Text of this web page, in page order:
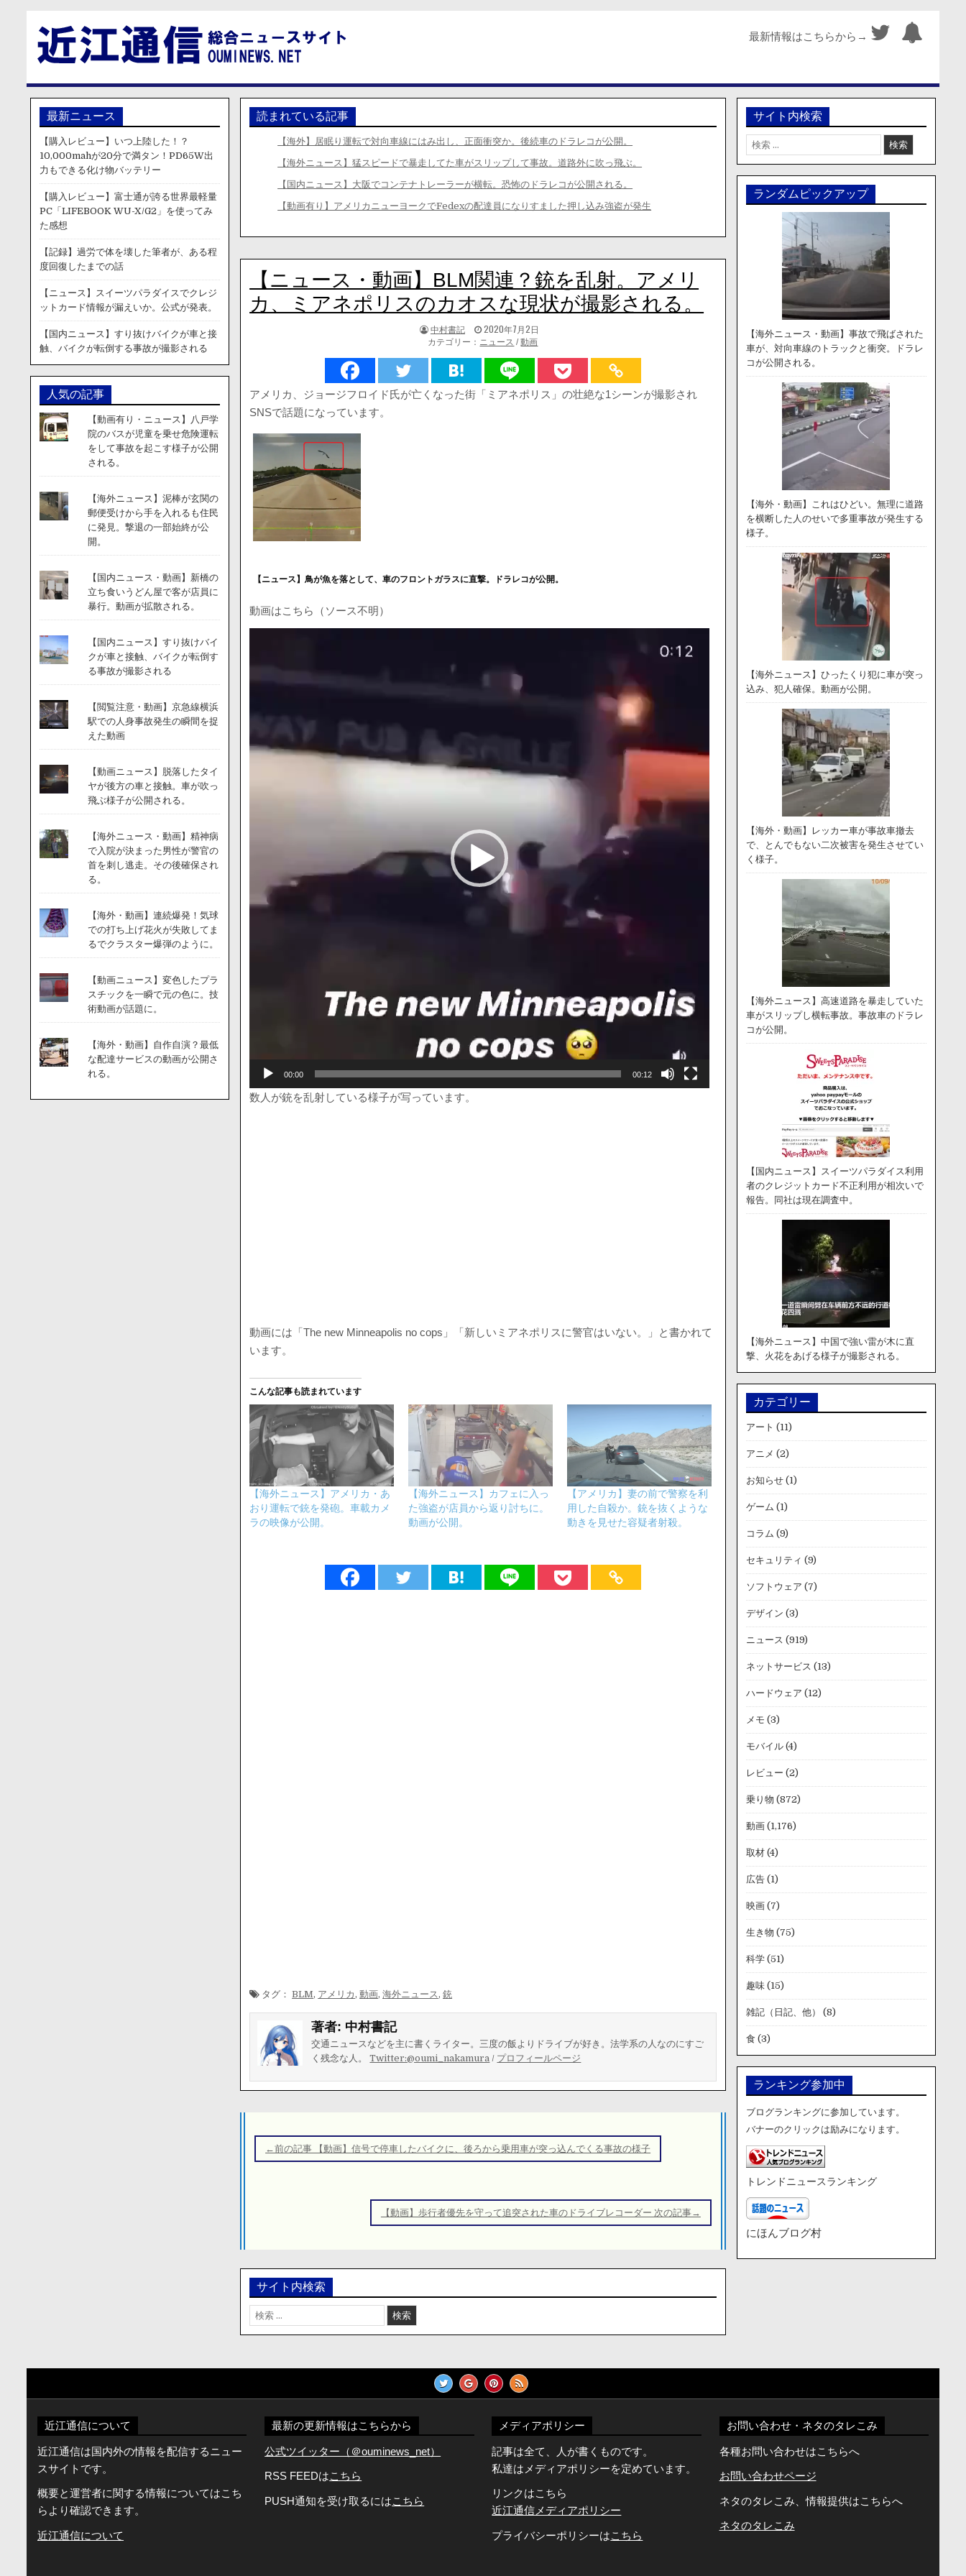
最新情報はこちらから→
読まれている記事
【海外】居眠り運転で対向車線にはみ出し、正面衝突か。後続車のドラレコが公開。
【海外ニュース】猛スピードで暴走してた車がスリップして事故。道路外に吹っ飛ぶ。
【国内ニュース】大阪でコンテナトレーラーが横転。恐怖のドラレコが公開される。
【動画有り】アメリカニューヨークでFedexの配達員になりすました押し込み強盗が発生
【ニュース・動画】BLM関連？銃を乱射。アメリ
カ、ミアネポリスのカオスな現状が撮影される。
著
者:
中村書記
掲
載
日：
2020年7月2日
カテゴリー： ニュース /動画
アメリカ、ジョージフロイド氏が亡くなった街「ミアネポリス」の壮絶な1シーンが撮影され
SNSで話題になっています。
【ニュース】鳥が魚を落として、車のフロントガラスに直撃。ドラレコが公開。
動画はこちら（ソース不明）
レ
ヤ
00:00 00:12
数人が銃を乱射している様子が写っています。
動画には「The new Minneapolis no cops」「新しいミアネポリスに警官はいない。」と書かれて
います。
こんな記事も読まれています
【海外ニュース】アメリカ・あ
おり運転で銃を発砲。車載カメ
ラの映像が公開。
【海外ニュース】カフェに入っ
た強盗が店員から返り討ちに。
動画が公開。
【アメリカ】妻の前で警察を利
用した自殺か。銃を抜くような
動きを見せた容疑者射殺。
タグ：BLM, アメリカ ,動画,海外ニュース ,銃
著者: 中村書記
交通ニュースなどを主に書くライター。三度の飯よりドライブが好き。法学系の人なのにすご
く残念な人。Twitter:@oumi_nakamura / プロフィールページ
稿
ナ
ョ
ン
←前の記事 【動画】信号で停車したバイクに、後ろから乗用車が突っ込んでくる事故の様子
【動画】歩行者優先を守って追突された車のドライブレコーダー 次の記事→
サイト内検索
検
索:
最新ニュース
【購入レビュー】いつ上陸した！？
10,000mahが20分で満タン！PD65W出
力もできる化け物バッテリー
【購入レビュー】富士通が誇る世界最軽量
PC「LIFEBOOK WU-X/G2」を使ってみ
た感想
【記録】過労で体を壊した筆者が、ある程
度回復したまでの話
【ニュース】スイーツパラダイスでクレジ
ットカード情報が漏えいか。公式が発表。
【国内ニュース】すり抜けバイクが車と接
触、バイクが転倒する事故が撮影される
人気の記事
【動画有り・ニュース】八戸学
院のバスが児童を乗せ危険運転
をして事故を起こす様子が公開
される。
【海外ニュース】泥棒が玄関の
郵便受けから手を入れるも住民
に発見。撃退の一部始終が公
開。
【国内ニュース・動画】新橋の
立ち食いうどん屋で客が店員に
暴行。動画が拡散される。
【国内ニュース】すり抜けバイ
クが車と接触、バイクが転倒す
る事故が撮影される
【閲覧注意・動画】京急線横浜
駅での人身事故発生の瞬間を捉
えた動画
【動画ニュース】脱落したタイ
ヤが後方の車と接触。車が吹っ
飛ぶ様子が公開される。
【海外ニュース・動画】精神病
で入院が決まった男性が警官の
首を刺し逃走。その後確保され
る。
【海外・動画】連続爆発！気球
での打ち上げ花火が失敗してま
るでクラスター爆弾のように。
【動画ニュース】変色したプラ
スチックを一瞬で元の色に。技
術動画が話題に。
【海外・動画】自作自演？最低
な配達サービスの動画が公開さ
れる。
サイト内検索
検
索:
ランダムピックアップ
【海外ニュース・動画】事故で飛ばされた
車が、対向車線のトラックと衝突。ドラレ
コが公開される。
【海外・動画】これはひどい。無理に道路
を横断した人のせいで多重事故が発生する
様子。
【海外ニュース】ひったくり犯に車が突っ
込み、犯人確保。動画が公開。
【海外・動画】レッカー車が事故車撤去
で、とんでもない二次被害を発生させてい
く様子。
【海外ニュース】高速道路を暴走していた
車がスリップし横転事故。事故車のドラレ
コが公開。
【国内ニュース】スイーツパラダイス利用
者のクレジットカード不正利用が相次いで
報告。同社は現在調査中。
【海外ニュース】中国で強い雷が木に直
撃、火花をあげる様子が撮影される。
カテゴリー
アート (11)
アニメ (2)
お知らせ(1)
ゲーム (1)
コラム (9)
セキュリティ (9)
ソフトウェア (7)
デザイン (3)
ニュース (919)
ネットサービス (13)
ハードウェア (12)
メモ (3)
モバイル(4)
レビュー (2)
乗り物 (872)
動画(1,176)
取材(4)
広告(1)
映画(7)
生き物 (75)
科学(51)
趣味(15)
雑記（日記、他） (8)
食 (3)
ランキング参加中
ブログランキングに参加しています。
バナーのクリックは励みになります。
トレンドニュースランキング
にほんブログ村
近江通信について
近江通信は国内外の情報を配信するニュー
スサイトです。
概要と運営者に関する情報についてはこち
らより確認できます。
近江通信について
最新の更新情報はこちらから
公式ツイッター（＠ouminews_net）
RSS FEEDはこちら
PUSH通知を受け取るにはこちら
メディアポリシー
記事は全て、人が書くものです。
私達はメディアポリシーを定めています。
リンクはこちら
近江通信メディアポリシー
プライバシーポリシーはこちら
お問い合わせ・ネタのタレこみ
各種お問い合わせはこちらへ
お問い合わせページ
ネタのタレこみ、情報提供はこちらへ
ネタのタレこみ